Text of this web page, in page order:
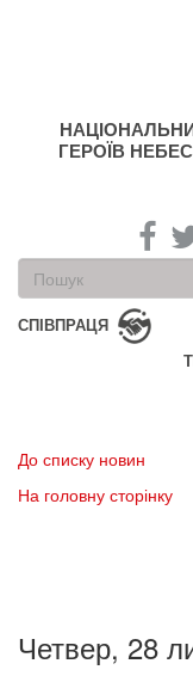
ГЕРОЇВ
Пошукова
форма
Пошук
СПІВПРАЦЯ
До списку новин
На головну сторінку
Четвер, 28